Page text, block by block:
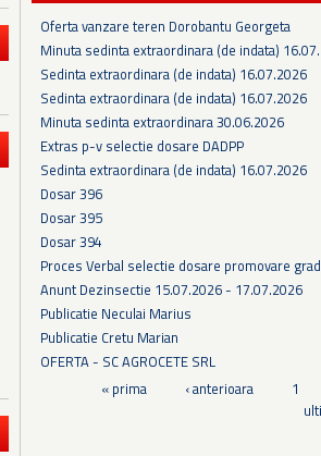
Oferta vanzare teren Dorobantu Georgeta
Minuta sedinta extraordinara (de indata)
Sedinta extraordinara (de indata) 16.07.2026
Sedinta extraordinara (de indata) 16.07.2026
Minuta sedinta extraordinara 30.06.2026
Extras p-v selectie dosare DADPP
Sedinta extraordinara (de indata) 16.07.2026
Dosar 396
Dosar 395
Dosar 394
Proces Verbal selectie dosare promovare
Anunt Dezinsectie 15.07.2026 - 17.07.2026
Publicatie Neculai Marius
Publicatie Cretu Marian
OFERTA - SC AGROCETE SRL
Pagini« prima ‹ anterioara
1